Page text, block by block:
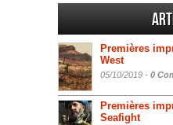
Premières
West
05/10/2019 - 0
Premières
Seafight